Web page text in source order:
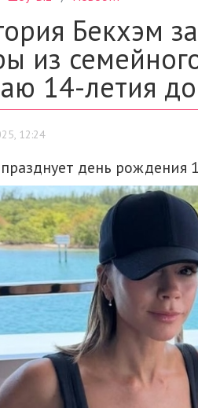
Бекхэм
из
14-летия
12:24
день рождения